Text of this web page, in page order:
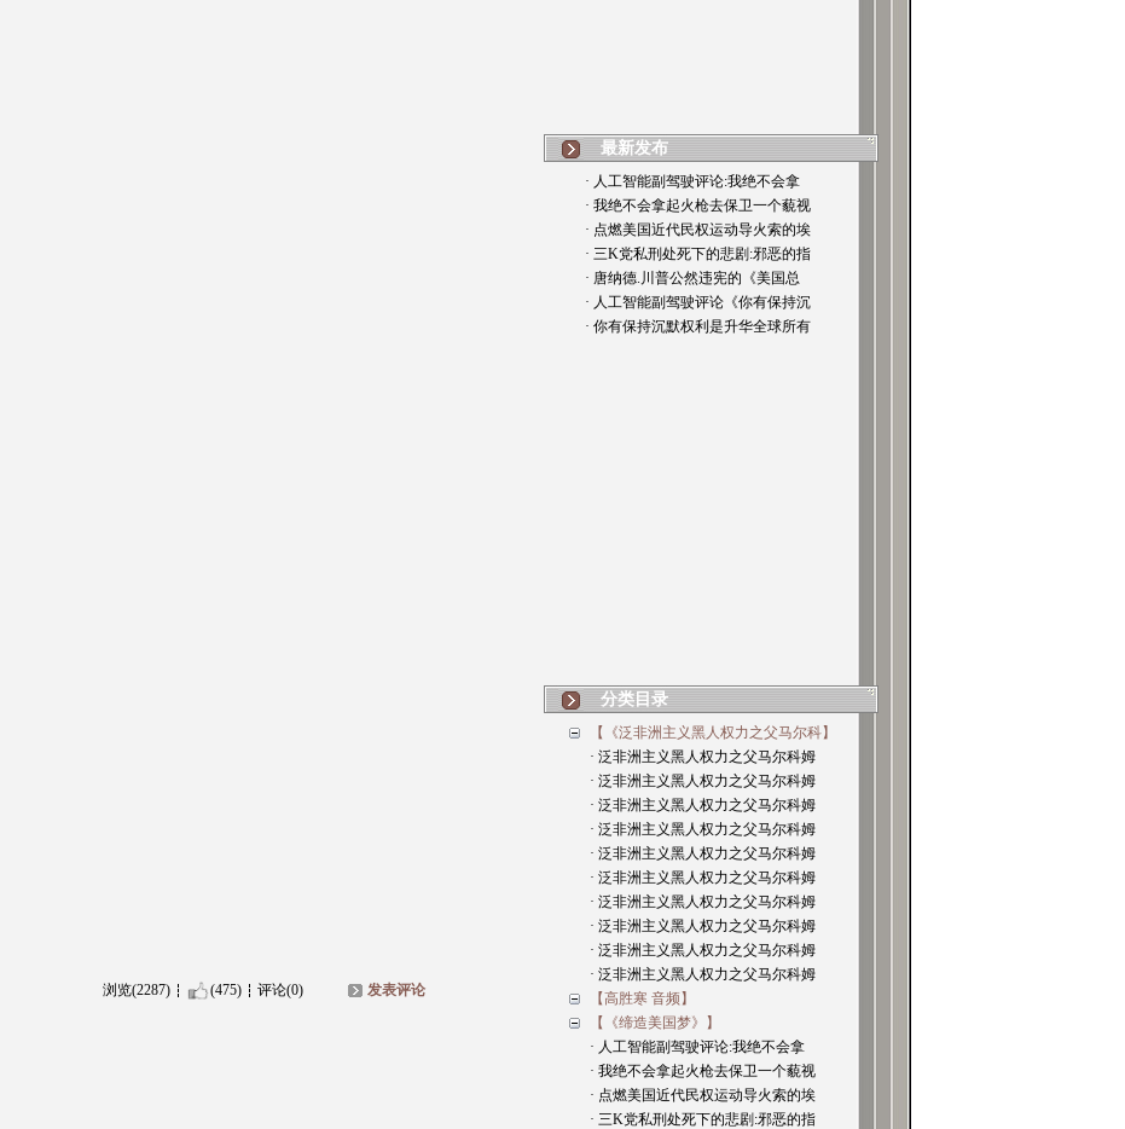
浏览(2287) (475) 评论(0) 发表评论
最新发布
· 人工智能副驾驶评论:我绝不会拿
· 我绝不会拿起火枪去保卫一个藐视
· 点燃美国近代民权运动导火索的埃
· 三K党私刑处死下的悲剧:邪恶的指
· 唐纳德.川普公然违宪的《美国总
· 人工智能副驾驶评论《你有保持沉
· 你有保持沉默权利是升华全球所有
分类目录
【《泛非洲主义黑人权力之父马尔科】
· 泛非洲主义黑人权力之父马尔科姆
· 泛非洲主义黑人权力之父马尔科姆
· 泛非洲主义黑人权力之父马尔科姆
· 泛非洲主义黑人权力之父马尔科姆
· 泛非洲主义黑人权力之父马尔科姆
· 泛非洲主义黑人权力之父马尔科姆
· 泛非洲主义黑人权力之父马尔科姆
· 泛非洲主义黑人权力之父马尔科姆
· 泛非洲主义黑人权力之父马尔科姆
· 泛非洲主义黑人权力之父马尔科姆
【高胜寒 音频】
【《缔造美国梦》】
· 人工智能副驾驶评论:我绝不会拿
· 我绝不会拿起火枪去保卫一个藐视
· 点燃美国近代民权运动导火索的埃
· 三K党私刑处死下的悲剧:邪恶的指